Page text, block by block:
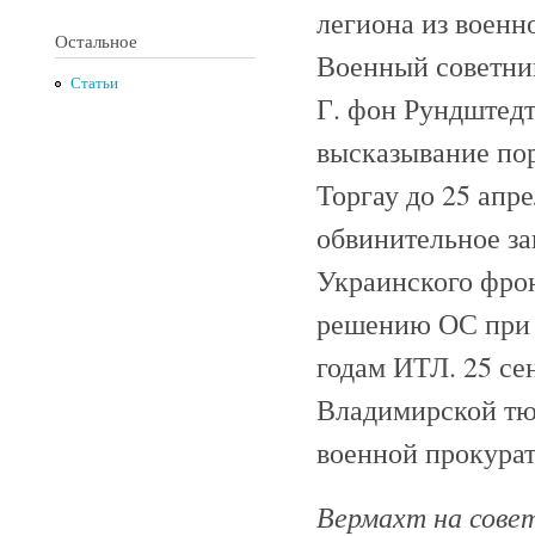
Остальное
Статьи
легиона из
Военный
Г. фон
высказывание
Торгау до 25
обвинительное
Украинского
решению ОС при
годам ИТЛ. 25
Владимирской
военной
Вермахт на